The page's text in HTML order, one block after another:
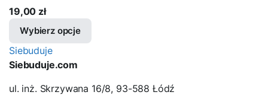
19,00 zł
Wybierz opcje
Siebuduje
Siebuduje.com
ul. inż. Skrzywana 16/8, 93-588 Łódź